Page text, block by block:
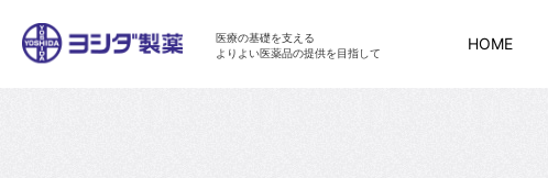
医療の基礎を支える
よりよい医薬品の提供を目指して
HOME